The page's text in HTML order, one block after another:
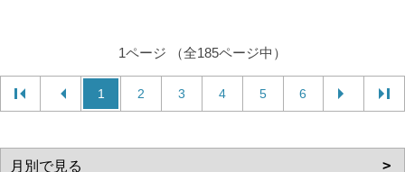
1ページ （全185ページ中）
1 2 3 4 5 6